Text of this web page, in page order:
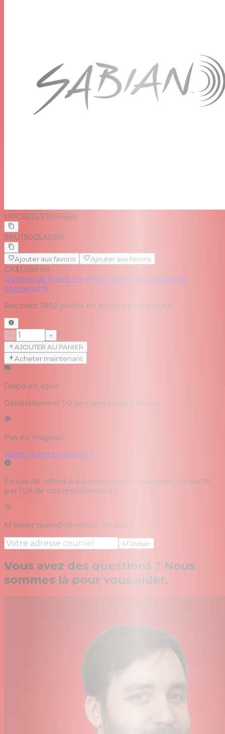
UPC622537055669
SKU15005XEBP
Ajouter aux favoris Ajouter aux favoris
CA$1,569.99
Options de financement en ligne disponibles au
checkout
Recevez 7850 points en achetant ce produit
+
AJOUTER AU PANIER
Acheter maintenant
Dispo en ligne
Généralement 1-2 semaines avant l'envoi
Pas en magasin
Visiter notre boutique↗
En cas de retard supplémentaire, vous serez contacté
par l'un de nos représentants.
M'aviser quand de retour en stock
M'aviser
Vous avez des questions ? Nous
sommes là pour vous aider.